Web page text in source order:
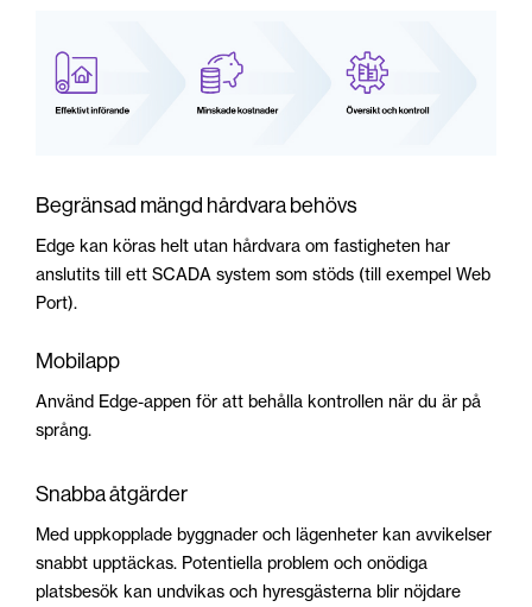
Begränsad mängd hårdvara behövs
Edge kan köras helt utan hårdvara om fastigheten har
anslutits till ett SCADA system som stöds (till exempel Web
Port).
Mobilapp
Använd Edge-appen för att behålla kontrollen när du är på
språng.
Snabba åtgärder
Med uppkopplade byggnader och lägenheter kan avvikelser
snabbt upptäckas. Potentiella problem och onödiga
platsbesök kan undvikas och hyresgästerna blir nöjdare